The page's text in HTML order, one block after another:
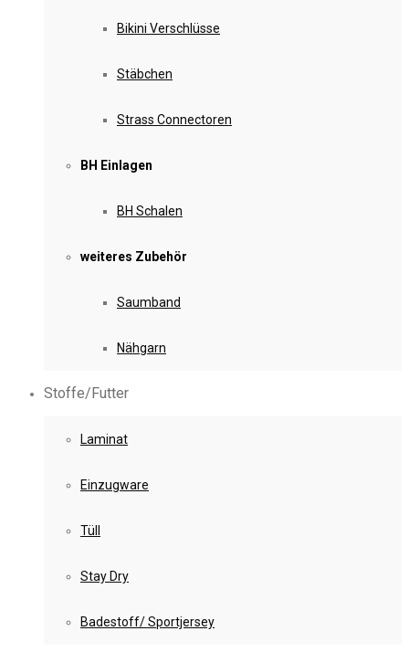
Bikini Verschlüsse
Stäbchen
Strass Connectoren
BH Einlagen
BH Schalen
weiteres Zubehör
Saumband
Nähgarn
Stoffe/Futter
Laminat
Einzugware
Tüll
Stay Dry
Badestoff/ Sportjersey